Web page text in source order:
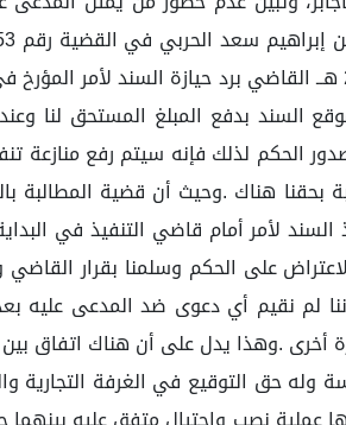
السند بدفع المبلغ المستحق لنا
الحكم لذلك فإنه سيتم رفع منازعة
بحقنا هناك .وحيث أن قضية المطالبة
لأمر أمام قاضي التنفيذ في
على الحكم وسلمنا بقرار القاضي
لم نقيم أي دعوى ضد المدعى عليه
أخرى .وهذا يدل على أن هناك اتفاق
وله حق التوقيع في الغرفة التجارية